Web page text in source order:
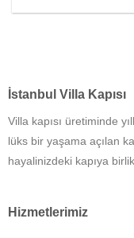
İstanbul Villa Kapısı
Villa kapısı üretiminde
lüks bir yaşama açılan
hayalinizdeki kapıya
Hizmetlerimiz